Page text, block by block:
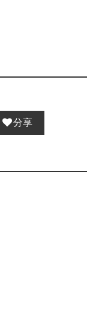
分享 :
分享